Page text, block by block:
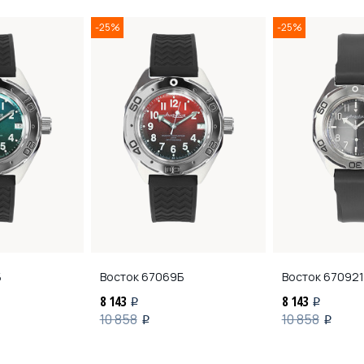
-25%
Восток67069Б
8 143 i
10 858 i
-25%
Восток670921
8 143 i
10 858 i